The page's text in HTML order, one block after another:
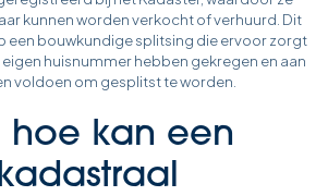
kunnen worden verkocht of verhuurd. Dit
een bouwkundige splitsing die ervoor zorgt
huisnummer hebben gekregen en aan
voldoen om gesplitst te worden.
hoe kan een